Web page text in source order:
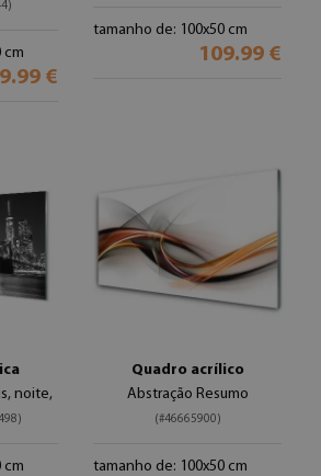
cm
€
tamanho de: 100x50 cm
109.99 €
noite,
cm
Quadro acrílico
Abstração Resumo
(#46665900)
tamanho de: 100x50 cm